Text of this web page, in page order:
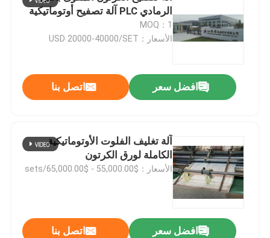
الرمادي PLC آلة تصفيح أوتوماتيكية
MOQ：1
الأسعار：USD 20000-40000/SET
افضل سعر اتصل بنا
آلة تغليف الفلوت الأوتوماتيكية
الكاملة لورق الكرتون
الأسعار：$55,000.00 - $65,000.00/sets
افضل سعر اتصل بنا